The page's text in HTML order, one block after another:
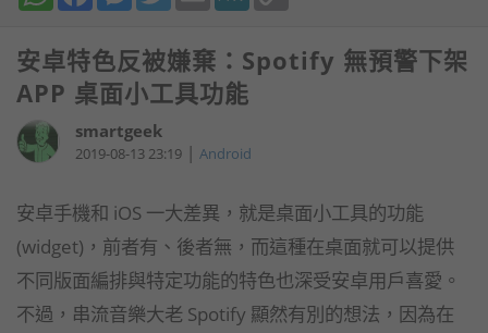
安卓特色反被嫌棄：Spotify 無預警下架
APP 桌面小工具功能
smartgeek
2019-08-13 23:19 | Android
安卓手機和 iOS 一大差異，就是桌面小工具的功能
(widget)，前者有、後者無，而這種在桌面就可以提供
不同版面編排與特定功能的特色也深受安卓用戶喜愛。
不過，串流音樂大老 Spotify 顯然有別的想法，因為在